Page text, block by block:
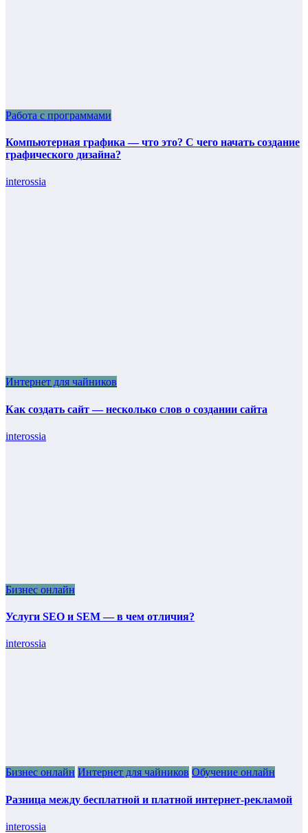
Работа с программами
Компьютерная графика — что это? С чего начать создание
графического дизайна?
interossia
Интернет для чайников
Как создать сайт — несколько слов о создании сайта
interossia
Бизнес онлайн
Услуги SEO и SEM — в чем отличия?
interossia
Бизнес онлайн Интернет для чайников Обучение онлайн
Разница между бесплатной и платной интернет-рекламой
interossia